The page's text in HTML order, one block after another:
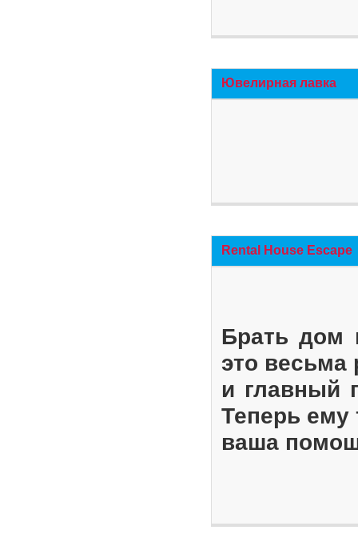
Ювелирная лавка
Rental House Escape
Брать дом
это весьма
и главный
Теперь ему
ваша